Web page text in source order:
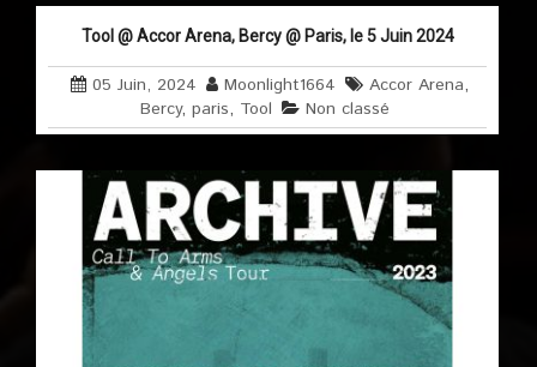
Tool @ Accor Arena, Bercy @ Paris, le 5 Juin 2024
05 Juin, 2024 Moonlight1664 Accor Arena,
Bercy,paris, Tool Non classé